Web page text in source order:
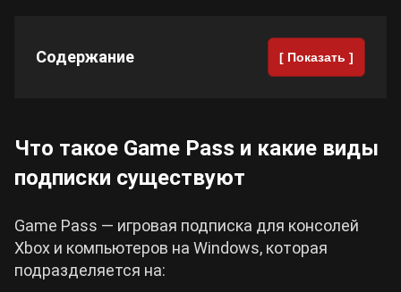
Содержание [ Показать ]
Что такое Game Pass и какие виды
подписки существуют
Game Pass — игровая подписка для консолей
Xbox и компьютеров на Windows, которая
подразделяется на: